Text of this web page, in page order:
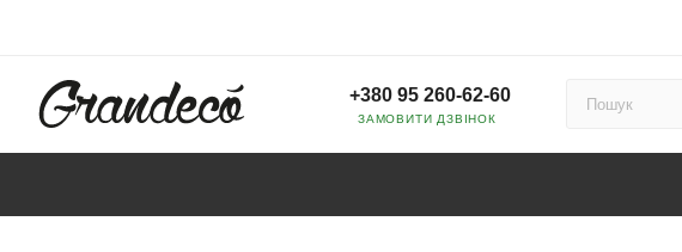
+380 95 260-62-60
ЗАМОВИТИ ДЗВІНОК